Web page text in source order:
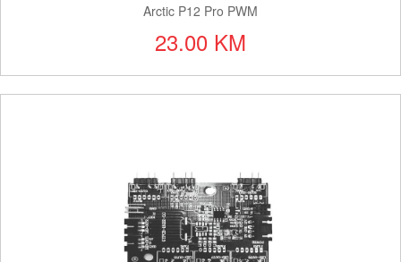
Arctic P12 Pro PWM
23.00 KM